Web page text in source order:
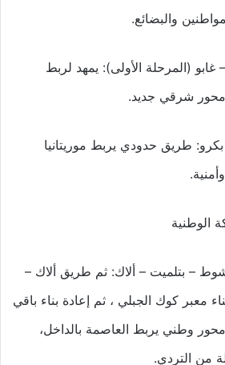
والبضائع.
(المرحلة الأولى): يمهد لربط
محور شرقي جديد.
طريق حدودي يربط موريتانيا
– بتلميت – ألاك: ثم طريق ألاك –
معبر كوك الجبلي ، ثم إعادة بناء باقي
وطني يربط العاصمة بالداخل،
من التردي.